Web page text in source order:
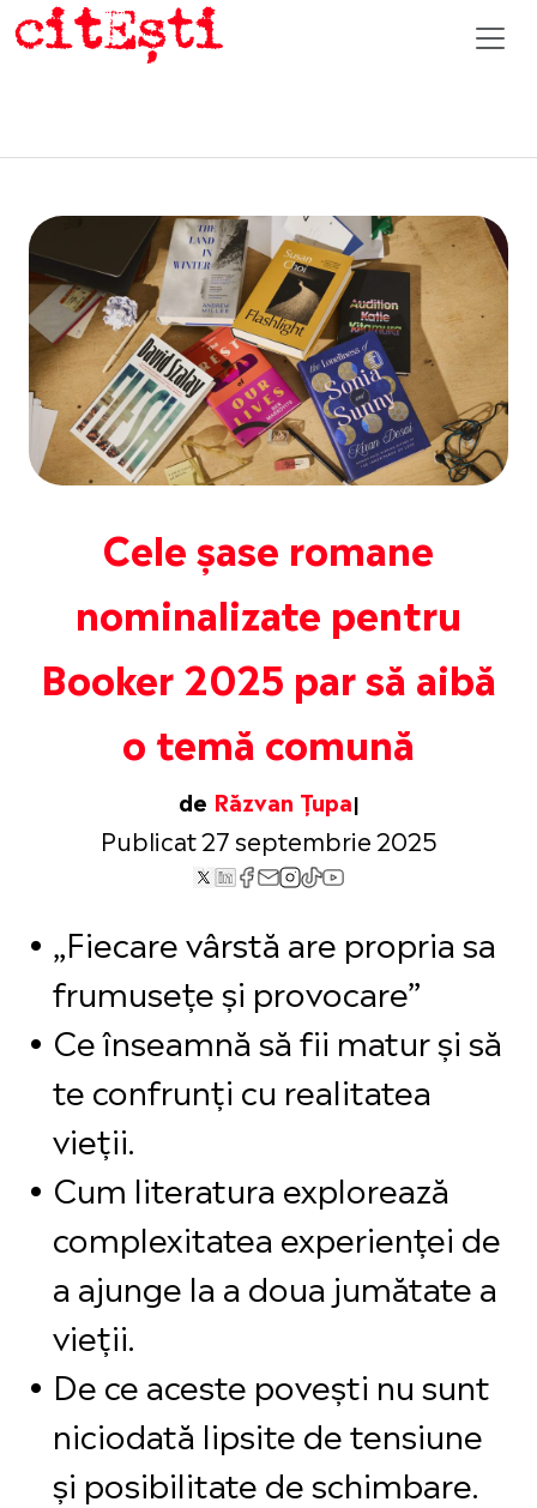
Cele șase romane
nominalizate pentru
Booker 2025 par să aibă
o temă comună
de Răzvan Țupa
Publicat 27 septembrie 2025
„Fiecare vârstă are propria sa
frumusețe și provocare”
Ce înseamnă să fii matur și să
te confrunți cu realitatea
vieții.
Cum literatura explorează
complexitatea experienței de
a ajunge la a doua jumătate a
vieții.
De ce aceste povești nu sunt
niciodată lipsite de tensiune
și posibilitate de schimbare.